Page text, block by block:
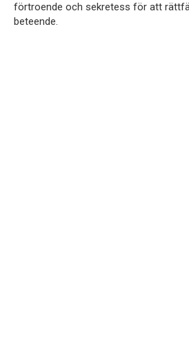
förtroende och sekretess för att
beteende.